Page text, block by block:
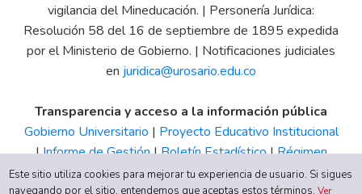
vigilancia del Mineducación. | Personería Jurídica:
Resolución 58 del 16 de septiembre de 1895 expedida
por el Ministerio de Gobierno. | Notificaciones judiciales
en juridica@urosario.edu.co
Transparencia y acceso a la información pública
Gobierno Universitario | Proyecto Educativo Institucional
|Informe de Gestión|Boletín Estadístico|Régimen
Tributario|Estados Financieros |Código de Ética| Canal
Este sitio utiliza cookies para mejorar tu experiencia de usuario. Si sigues
navegando por el sitio, entendemos que aceptas estos términos.Ver